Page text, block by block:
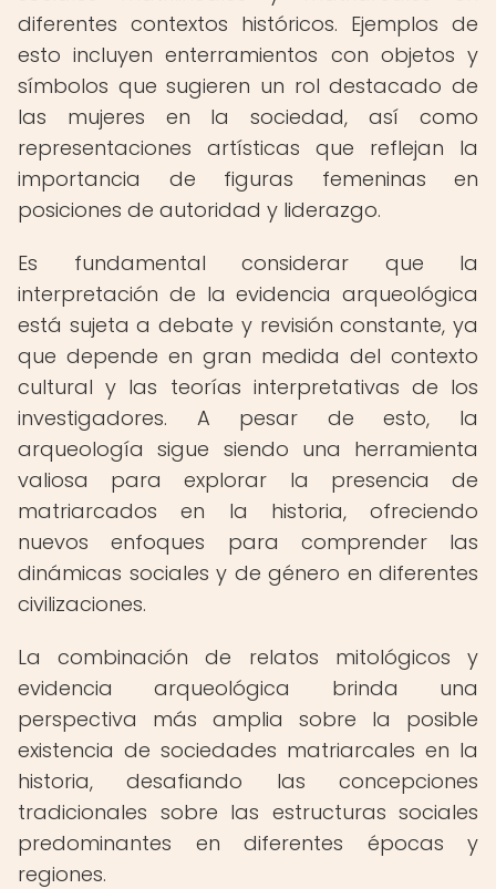
diferentes contextos históricos. Ejemplos de
esto incluyen enterramientos con objetos y
símbolos que sugieren un rol destacado de
las mujeres en la sociedad, así como
representaciones artísticas que reflejan la
importancia de figuras femeninas en
posiciones de autoridad y liderazgo.
Es fundamental considerar que la
interpretación de la evidencia arqueológica
está sujeta a debate y revisión constante, ya
que depende en gran medida del contexto
cultural y las teorías interpretativas de los
investigadores. A pesar de esto, la
arqueología sigue siendo una herramienta
valiosa para explorar la presencia de
matriarcados en la historia, ofreciendo
nuevos enfoques para comprender las
dinámicas sociales y de género en diferentes
civilizaciones.
La combinación de relatos mitológicos y
evidencia arqueológica brinda una
perspectiva más amplia sobre la posible
existencia de sociedades matriarcales en la
historia, desafiando las concepciones
tradicionales sobre las estructuras sociales
predominantes en diferentes épocas y
regiones.